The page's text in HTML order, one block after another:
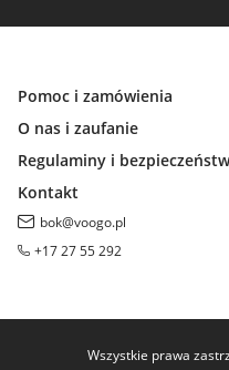
Pomoc i zamówienia
O nas i zaufanie
Regulaminy i
Kontakt
bok@voogo.pl
+17 27 55 292
Wszystkie prawa